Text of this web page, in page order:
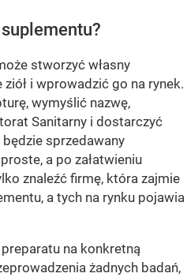
stworzyć własny
i wprowadzić go na rynek.
wymyślić nazwę,
Sanitarny i dostarczyć
sprzedawany
a po załatwieniu
znaleźć firmę, która zajmie
a tych na rynku pojawia
na konkretną
żadnych badań,